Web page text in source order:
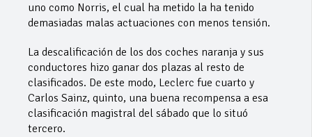
uno como Norris, el cual ha metido la ha tenido
demasiadas malas actuaciones con menos tensión.
La descalificación de los dos coches naranja y sus
conductores hizo ganar dos plazas al resto de
clasificados. De este modo, Leclerc fue cuarto y
Carlos Sainz, quinto, una buena recompensa a esa
clasificación magistral del sábado que lo situó
tercero.